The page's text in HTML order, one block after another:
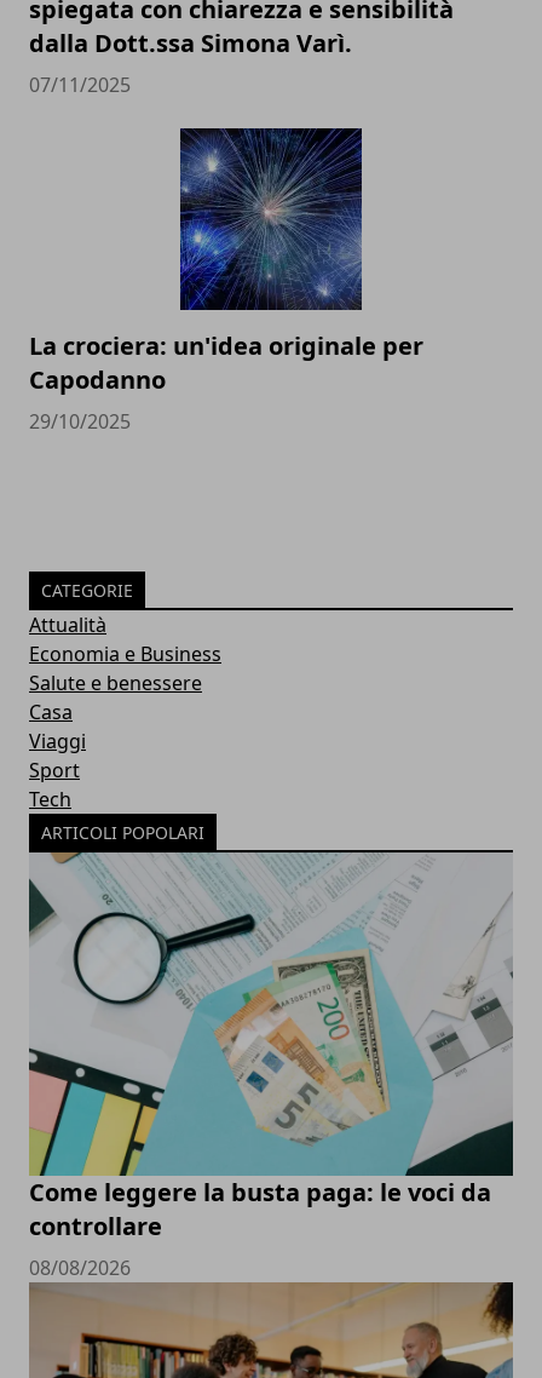
spiegata con chiarezza e sensibilità
dalla Dott.ssa Simona Varì.
07/11/2025
La crociera: un'idea originale per
Capodanno
29/10/2025
CATEGORIE
Attualità
Economia e Business
Salute e benessere
Casa
Viaggi
Sport
Tech
ARTICOLI POPOLARI
Come leggere la busta paga: le voci da
controllare
08/08/2026